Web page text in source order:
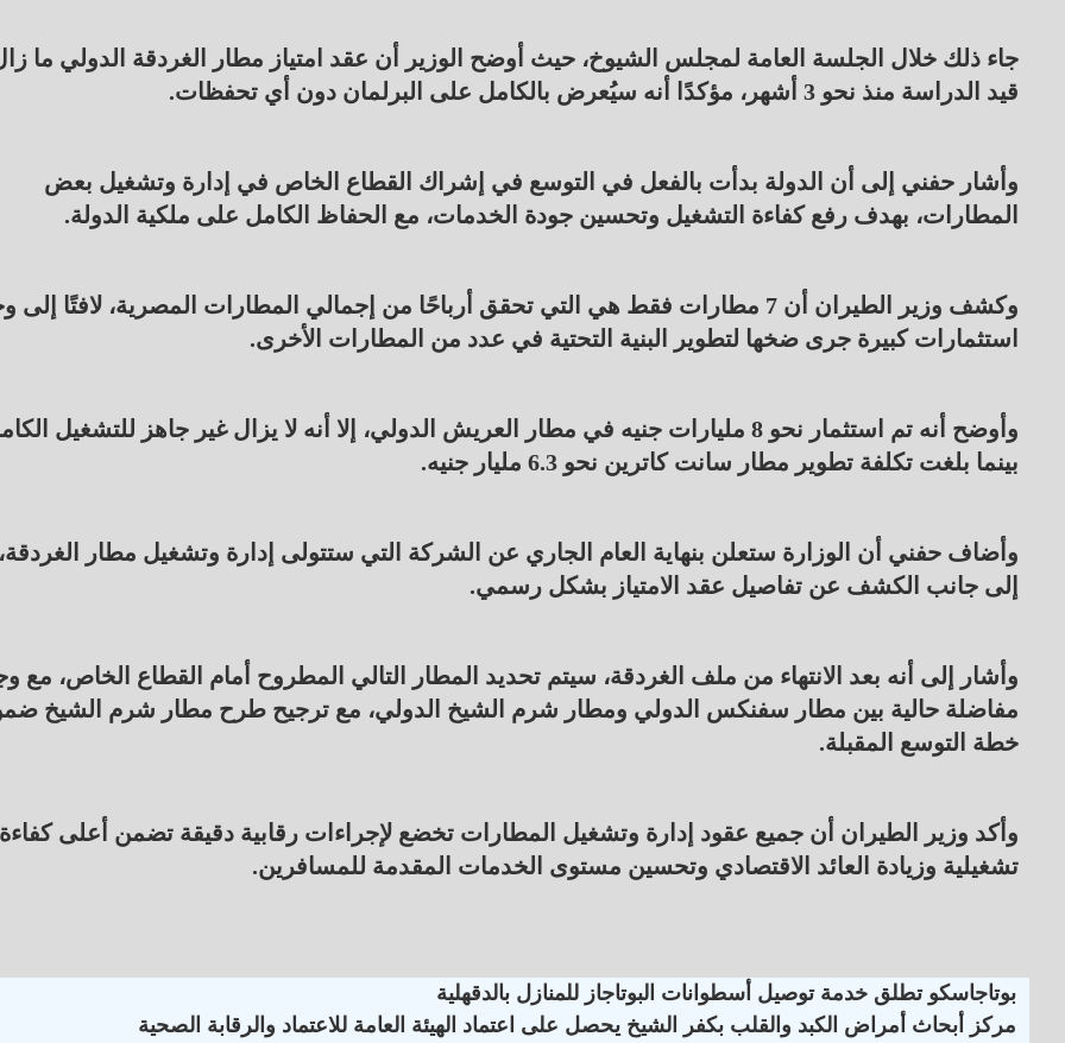
جاء ذلك خلال الجلسة العامة لمجلس الشيوخ، حيث أوضح الوزير أن عقد امتياز مطار الغردقة الدولي ما
قيد الدراسة منذ نحو 3 أشهر، مؤكدًا أنه سيُعرض بالكامل على البرلمان دون أي تحفظات.
وأشار حفني إلى أن الدولة بدأت بالفعل في التوسع في إشراك القطاع الخاص في إدارة وتشغيل بعض
المطارات، بهدف رفع كفاءة التشغيل وتحسين جودة الخدمات، مع الحفاظ الكامل على ملكية الدولة.
وكشف وزير الطيران أن 7 مطارات فقط هي التي تحقق أرباحًا من إجمالي المطارات المصرية، لافتًا إلى
استثمارات كبيرة جرى ضخها لتطوير البنية التحتية في عدد من المطارات الأخرى.
وأوضح أنه تم استثمار نحو 8 مليارات جنيه في مطار العريش الدولي، إلا أنه لا يزال غير جاهز للتشغيل
بينما بلغت تكلفة تطوير مطار سانت كاترين نحو 6.3 مليار جنيه.
وأضاف حفني أن الوزارة ستعلن بنهاية العام الجاري عن الشركة التي ستتولى إدارة وتشغيل مطار
إلى جانب الكشف عن تفاصيل عقد الامتياز بشكل رسمي.
وأشار إلى أنه بعد الانتهاء من ملف الغردقة، سيتم تحديد المطار التالي المطروح أمام القطاع الخاص، مع
مفاضلة حالية بين مطار سفنكس الدولي ومطار شرم الشيخ الدولي، مع ترجيح طرح مطار شرم الشيخ
خطة التوسع المقبلة.
وأكد وزير الطيران أن جميع عقود إدارة وتشغيل المطارات تخضع لإجراءات رقابية دقيقة تضمن أعلى
تشغيلية وزيادة العائد الاقتصادي وتحسين مستوى الخدمات المقدمة للمسافرين.
بوتاجاسكو تطلق خدمة توصيل أسطوانات البوتاجاز للمنازل بالدقهلية
مركز أبحاث أمراض الكبد والقلب بكفر الشيخ يحصل على اعتماد الهيئة العامة للاعتماد والرقابة الصحية